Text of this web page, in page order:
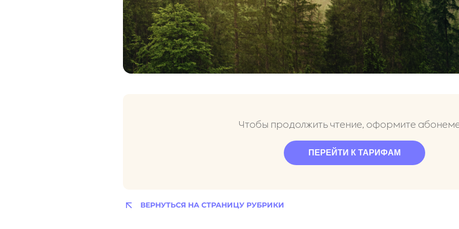
Чтобы продолжить чтение, оформите
ПЕРЕЙТИ К ТАРИФАМ
ВЕРНУТЬСЯ НА СТРАНИЦУ РУБРИКИ